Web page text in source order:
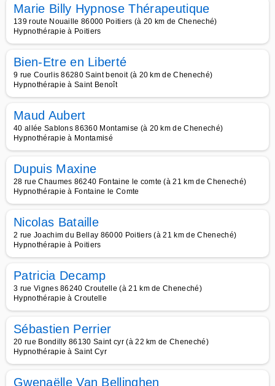
Marie Billy Hypnose Thérapeutique
139 route Nouaille 86000 Poitiers (à 20 km de Cheneché)
Hypnothérapie à Poitiers
Bien-Etre en Liberté
9 rue Courlis 86280 Saint benoit (à 20 km de Cheneché)
Hypnothérapie à Saint Benoît
Maud Aubert
40 allée Sablons 86360 Montamise (à 20 km de Cheneché)
Hypnothérapie à Montamisé
Dupuis Maxine
28 rue Chaumes 86240 Fontaine le comte (à 21 km de Cheneché)
Hypnothérapie à Fontaine le Comte
Nicolas Bataille
2 rue Joachim du Bellay 86000 Poitiers (à 21 km de Cheneché)
Hypnothérapie à Poitiers
Patricia Decamp
3 rue Vignes 86240 Croutelle (à 21 km de Cheneché)
Hypnothérapie à Croutelle
Sébastien Perrier
20 rue Bondilly 86130 Saint cyr (à 22 km de Cheneché)
Hypnothérapie à Saint Cyr
Gwenaëlle Van Bellinghen